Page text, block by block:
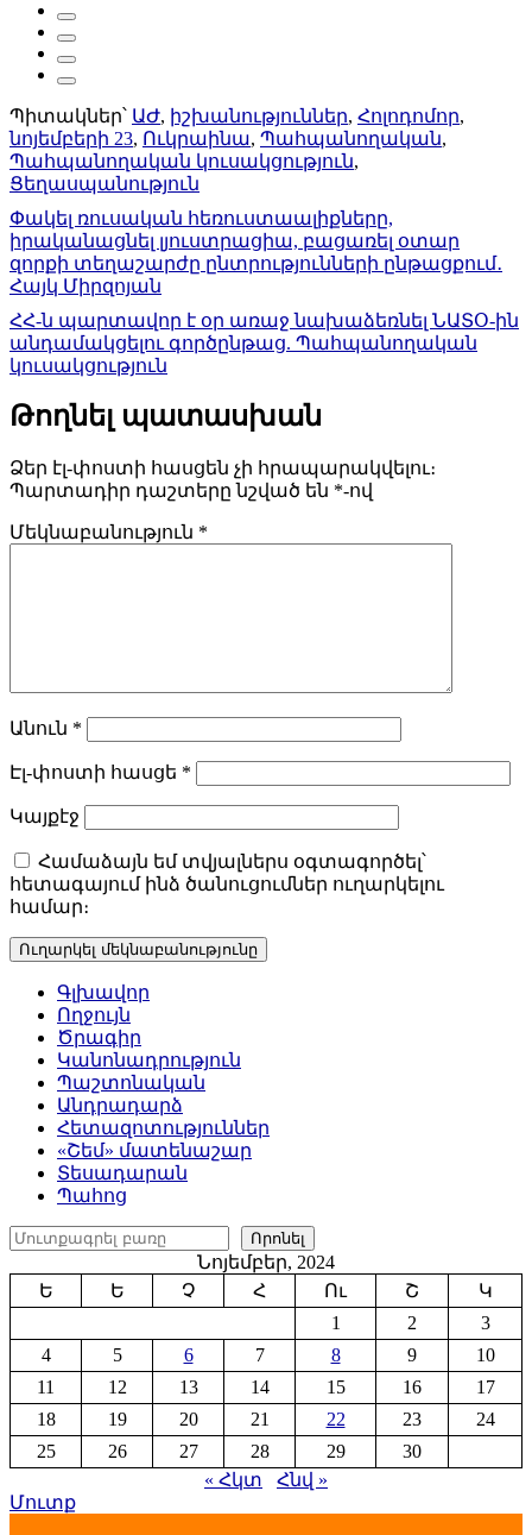
Պիտակներ՝ ԱԺ, իշխանություններ, Հոլոդոմոր,
նոյեմբերի 23, Ուկրաինա, Պահպանողական,
Պահպանողական կուսակցություն,
Ցեղասպանություն
Գրառումների
նավարկումը
Փակել ռուսական հեռուստաալիքները,
իրականացնել լյուստրացիա, բացառել օտար
զորքի տեղաշարժը ընտրությունների ընթացքում․
Հայկ Միրզոյան
ՀՀ-ն պարտավոր է օր առաջ նախաձեռնել ՆԱՏՕ-ին
անդամակցելու գործընթաց. Պահպանողական
կուսակցություն
Թողնել պատասխան
Ձեր էլ-փոստի հասցեն չի հրապարակվելու։
Պարտադիր դաշտերը նշված են *-ով
Մեկնաբանություն *
Անուն *
Էլ-փոստի հասցե *
Կայքէջ
Համաձայն եմ տվյալներս օգտագործել՝
հետագայում ինձ ծանուցումներ ուղարկելու
համար։
Գլխավոր
Ողջույն
Ծրագիր
Կանոնադրություն
Պաշտոնական
Անդրադարձ
Հետազոտություններ
«Շեմ» մատենաշար
Տեսադարան
Պահոց
Որոնել
Որոնել
Նոյեմբեր, 2024
Ե
Ե Չ Հ Ու Շ
Կ
1
2
3
4
5 6 7 8 9
10
11
12 13 14 15 16
17
18
19 20 21 22 23
24
25
26 27 28 29
30
« Հկտ
Հնվ »
Մուտք